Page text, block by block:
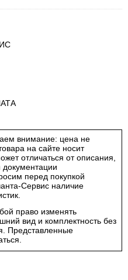
внимание: цена не
на сайте носит
отличаться от описания,
документации
перед покупкой
Сервис наличие
право изменять
вид и комплектность без
Представленные